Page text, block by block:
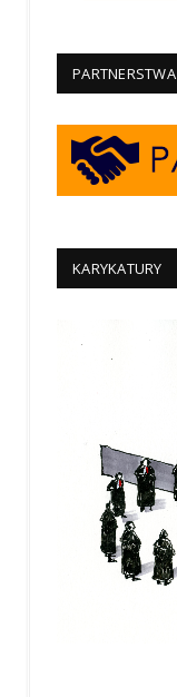
PARTNERSTWA
KARYKATURY